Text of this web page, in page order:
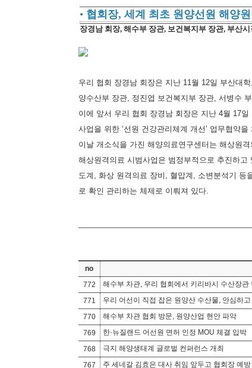
• 협회장, 세계 최초 원양선원 해양
장경남 회장, 해수부 장관, 보건복지부 장관, 부산
우리 협회 장경남 회장은 지난 11월 12일 부산대
양수산부 장관, 정진엽 보건복지부 장관, 서병수
이에 앞서 우리 협회 장경남 회장은 지난 4월 17
사업을 위한 ‘선원 건강관리체계 개선’ 업무협약을
이날 개소식을 가진 해양의료연구센터는 해상원
해상원격의료 시범사업은 범정부적으로 추진하
도계, 화상 원격의료 장비, 혈압계, 소변분석기
로 확인 관리하는 체제로 이뤄져 있다.
no
772
해수부 차관, 우리 협회에서 키리바시 수산장관
771
우리 어선이 직접 잡은 원양산 수산물, 안심하고
770
해수부 차관 협회 방문, 원양산업 현안 파악
769
한·뉴질랜드 어선원 면허 인정 MOU 체결 입박
768
극지 해양생태계 글로벌 컨퍼런스 개최
767
주 세네갈 김효은 대사 취임 앞두고 협회장 예방